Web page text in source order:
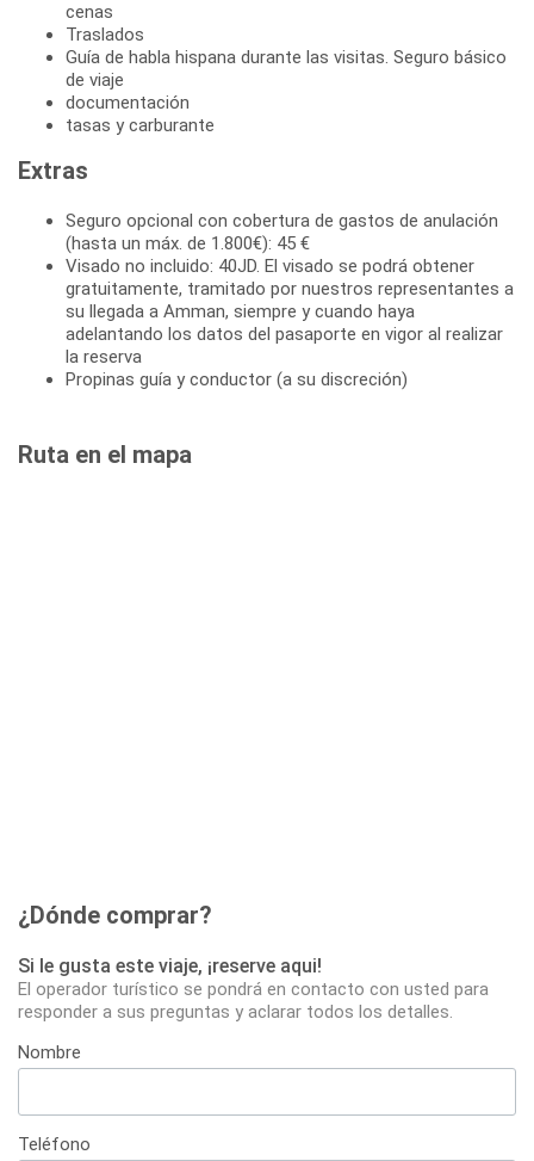
cenas
Traslados
Guía de habla hispana durante las visitas. Seguro básico
de viaje
documentación
tasas y carburante
Extras
Seguro opcional con cobertura de gastos de anulación
(hasta un máx. de 1.800€): 45 €
Visado no incluido: 40JD. El visado se podrá obtener
gratuitamente, tramitado por nuestros representantes a
su llegada a Amman, siempre y cuando haya
adelantando los datos del pasaporte en vigor al realizar
la reserva
Propinas guía y conductor (a su discreción)
Ruta en el mapa
¿Dónde comprar?
Si le gusta este viaje, ¡reserve aqui!
El operador turístico se pondrá en contacto con usted para
responder a sus preguntas y aclarar todos los detalles.
Nombre
Teléfono